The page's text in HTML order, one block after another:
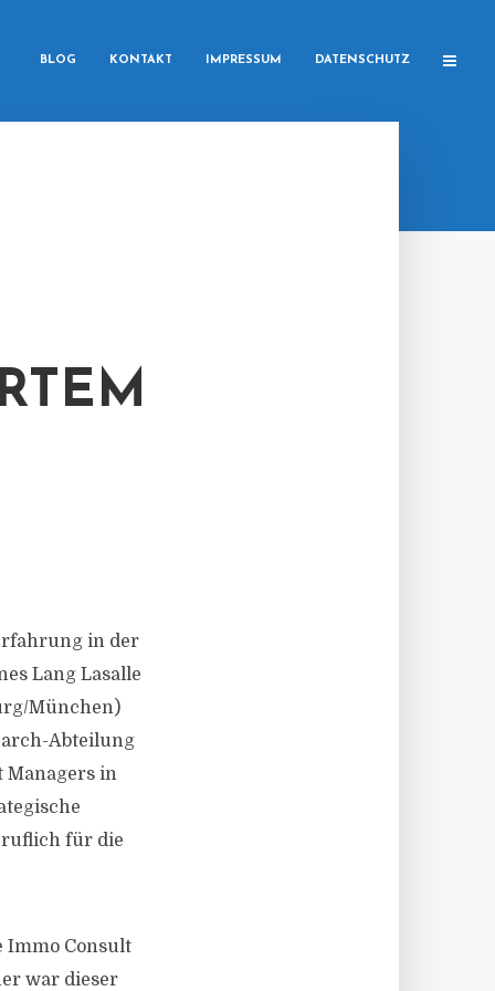
BLOG KONTAKT IMPRESSUM DATENSCHUTZ
in der
Lang Lasalle
München)
Abteilung
Managers in
für die
Immo Consult
war dieser